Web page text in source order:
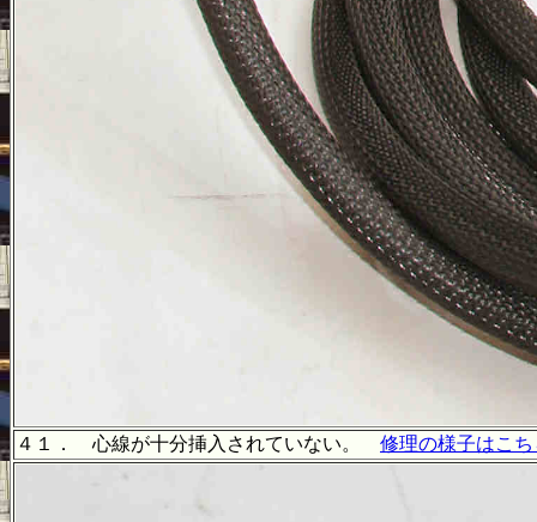
４１． 心線が十分挿入されていない。 修理の様子はこち